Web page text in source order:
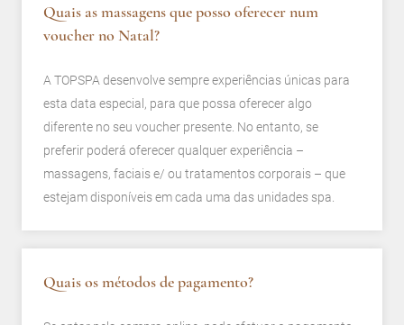
Quais as massagens que posso oferecer num
voucher no Natal?
A TOPSPA desenvolve sempre experiências únicas para
esta data especial, para que possa oferecer algo
diferente no seu voucher presente. No entanto, se
preferir poderá oferecer qualquer experiência –
massagens, faciais e/ ou tratamentos corporais – que
estejam disponíveis em cada uma das unidades spa.
Quais os métodos de pagamento?